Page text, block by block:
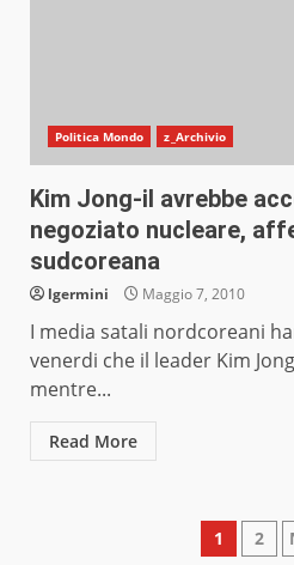
Politica Mondo z_Archivio
Kim Jong-il avrebbe
negoziato nucleare,
sudcoreana
lgermini Maggio 7, 2010
I media satali nordcoreani
venerdi che il leader Kim
mentre...
Read More
1 2